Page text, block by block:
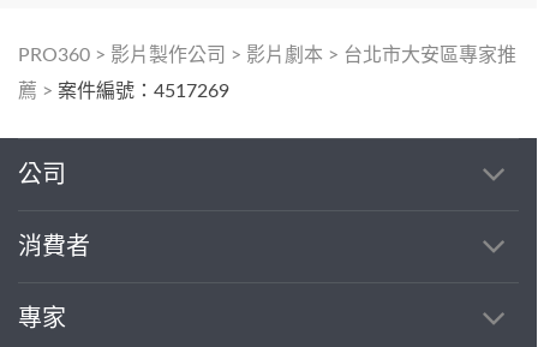
PRO360 > 影片製作公司 > 影片劇本 > 台北市大安區專家推
薦 > 案件編號：4517269
公司
消費者
專家